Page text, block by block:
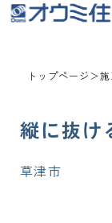
トップページ＞
縦に抜け
草津市